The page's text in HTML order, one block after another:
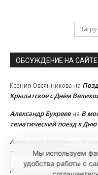
ОБСУЖДЕНИЕ НА САЙТЕ
Ксения Овсянникова на
Крылатское с Днём
Александр Букреевна В
тематический поезд к
Александр Букреев
В
тематический поезд к
Александр Букреев
В
Мы используем
удобства работы с